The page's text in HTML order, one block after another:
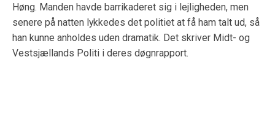
Høng. Manden havde barrikaderet sig i lejligheden, men
senere på natten lykkedes det politiet at få ham talt ud, så
han kunne anholdes uden dramatik. Det skriver Midt- og
Vestsjællands Politi i deres døgnrapport.